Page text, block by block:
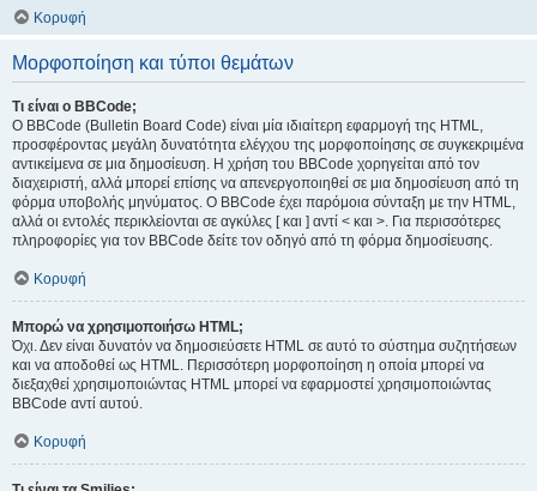
Κορυφή
Μορφοποίηση και τύποι θεμάτων
Τι είναι ο BBCode;
Ο BBCode (Bulletin Board Code) είναι μία ιδιαίτερη εφαρμογή της HTML,
προσφέροντας μεγάλη δυνατότητα ελέγχου της μορφοποίησης σε συγκεκριμένα
αντικείμενα σε μια δημοσίευση. Η χρήση του BBCode χορηγείται από τον
διαχειριστή, αλλά μπορεί επίσης να απενεργοποιηθεί σε μια δημοσίευση από τη
φόρμα υποβολής μηνύματος. Ο BBCode έχει παρόμοια σύνταξη με την HTML,
αλλά οι εντολές περικλείονται σε αγκύλες [ και ] αντί < και >. Για περισσότερες
πληροφορίες για τον BBCode δείτε τον οδηγό από τη φόρμα δημοσίευσης.
Κορυφή
Μπορώ να χρησιμοποιήσω HTML;
Όχι. Δεν είναι δυνατόν να δημοσιεύσετε HTML σε αυτό το σύστημα συζητήσεων
και να αποδοθεί ως HTML. Περισσότερη μορφοποίηση η οποία μπορεί να
διεξαχθεί χρησιμοποιώντας HTML μπορεί να εφαρμοστεί χρησιμοποιώντας
BBCode αντί αυτού.
Κορυφή